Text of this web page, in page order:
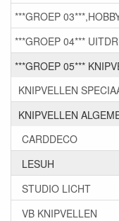
***GROEP
***GROEP 04***
***GROEP 05***
KNIPVELLEN
KNIPVELLEN
CARDDECO
LESUH
STUDIO LICHT
VB KNIPVELLEN